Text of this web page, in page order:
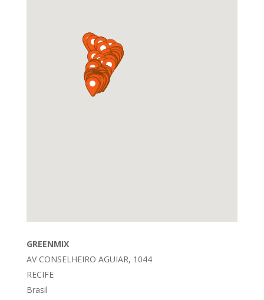
GREENMIX
AV CONSELHEIRO AGUIAR, 1044
RECIFE
Brasil